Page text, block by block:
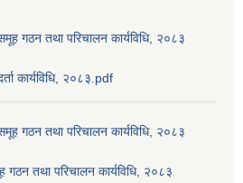
गठन तथा परिचालन कार्यविधि, २०८३
कार्यविधि, २०८३.pdf
गठन तथा परिचालन कार्यविधि, २०८३
गठन तथा परिचालन कार्यविधि, २०८३